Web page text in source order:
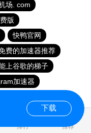
场. com
版
快鸭官网
费的加速器推荐
上谷歌的梯子
加速器
排行 推荐
下载
0.017417s